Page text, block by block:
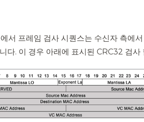
서 프레임 검사 시퀀스는 수신자 측에
다. 이 경우 아래에 표시된 CRC32 검사